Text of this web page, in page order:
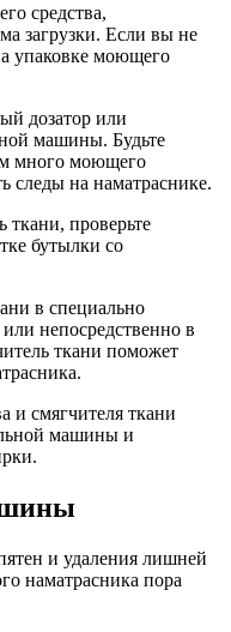
средства,
загрузки. Если вы не
упаковке моющего
дозатор или
машины. Будьте
много моющего
следы на наматраснике.
ткани, проверьте
бутылки со
в специально
непосредственно в
ткани поможет
и смягчителя ткани
машины и
и удаления лишней
наматрасника пора